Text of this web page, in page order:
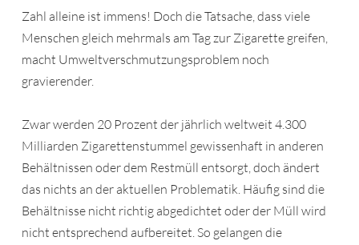
Zahl alleine ist immens! Doch die Tatsache, dass viele
Menschen gleich mehrmals am Tag zur Zigarette greifen,
macht Umweltverschmutzungsproblem noch
gravierender.
Zwar werden 20 Prozent der jährlich weltweit 4.300
Milliarden Zigarettenstummel gewissenhaft in anderen
Behältnissen oder dem Restmüll entsorgt, doch ändert
das nichts an der aktuellen Problematik. Häufig sind die
Behältnisse nicht richtig abgedichtet oder der Müll wird
nicht entsprechend aufbereitet. So gelangen die